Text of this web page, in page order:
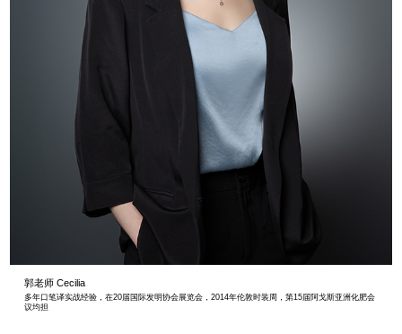
郭老师 Cecilia
多年口笔译实战经验，在20届国际发明协会展览会，2014年伦敦时装周，第15届阿戈斯亚洲化肥会
议均担